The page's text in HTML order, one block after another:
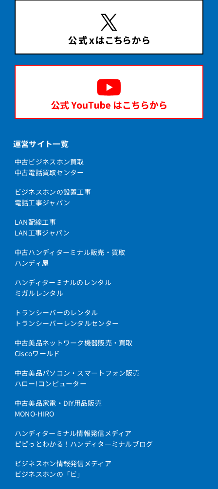
運営サイト一覧
中古ビジネスホン買取
中古電話買取センター
ビジネスホンの設置工事
電話工事ジャパン
LAN配線工事
LAN工事ジャパン
中古ハンディターミナル販売・買取
ハンディ屋
ハンディターミナルのレンタル
ミガルレンタル
トランシーバーのレンタル
トランシーバーレンタルセンター
中古美品ネットワーク機器販売・買取
Ciscoワールド
中古美品パソコン・スマートフォン販売
ハロー!コンピューター
中古美品家電・DIY用品販売
MONO-HIRO
ハンディターミナル情報発信メディア
ピピっとわかる！ハンディターミナルブログ
ビジネスホン情報発信メディア
ビジネスホンの「ビ」